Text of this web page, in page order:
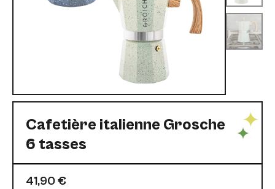
Cafetière italienne Grosche
6 tasses
41,90€